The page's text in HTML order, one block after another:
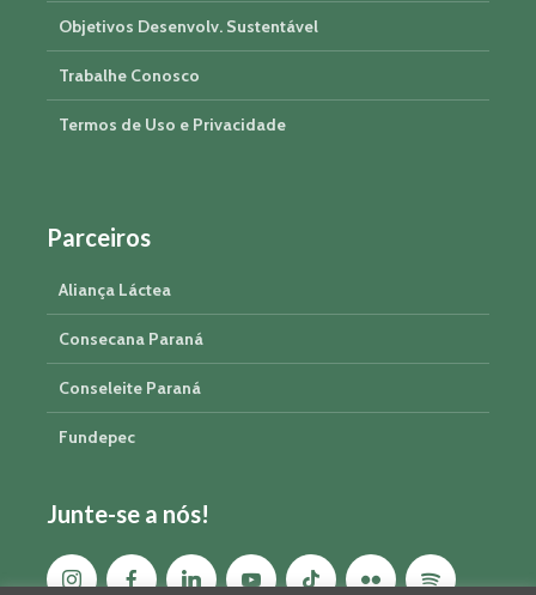
Objetivos Desenvolv. Sustentável
Trabalhe Conosco
Termos de Uso e Privacidade
Parceiros
Aliança Láctea
Consecana Paraná
Conseleite Paraná
Fundepec
Junte-se a nós!